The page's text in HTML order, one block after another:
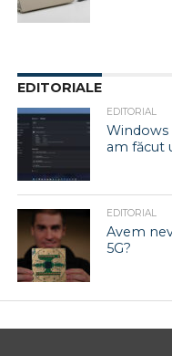
EDITORIALE
EDITORIAL
Windows
am făcut
EDITORIAL
Avem
5G?